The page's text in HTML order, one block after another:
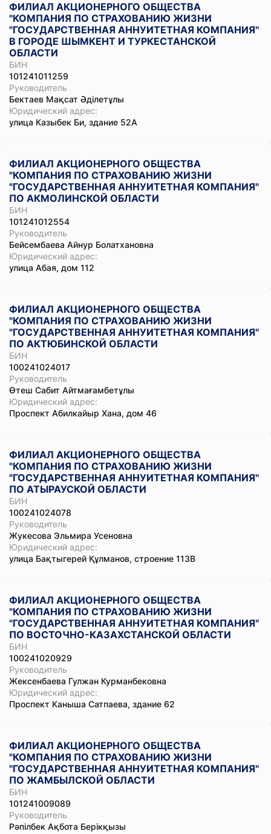
ФИЛИАЛ АКЦИОНЕРНОГО ОБЩЕСТВА
"КОМПАНИЯ ПО СТРАХОВАНИЮ ЖИЗНИ
"ГОСУДАРСТВЕННАЯ АННУИТЕТНАЯ КОМПАНИЯ"
В ГОРОДЕ ШЫМКЕНТ И ТУРКЕСТАНСКОЙ
ОБЛАСТИ
БИН
101241011259
Руководитель
Бектаев Мақсат Әділетұлы
Юридический адрес:
улица Казыбек Би, здание 52А
ФИЛИАЛ АКЦИОНЕРНОГО ОБЩЕСТВА
"КОМПАНИЯ ПО СТРАХОВАНИЮ ЖИЗНИ
"ГОСУДАРСТВЕННАЯ АННУИТЕТНАЯ КОМПАНИЯ"
ПО АКМОЛИНСКОЙ ОБЛАСТИ
БИН
101241012554
Руководитель
Бейсембаева Айнур Болатхановна
Юридический адрес:
улица Абая, дом 112
ФИЛИАЛ АКЦИОНЕРНОГО ОБЩЕСТВА
"КОМПАНИЯ ПО СТРАХОВАНИЮ ЖИЗНИ
"ГОСУДАРСТВЕННАЯ АННУИТЕТНАЯ КОМПАНИЯ"
ПО АКТЮБИНСКОЙ ОБЛАСТИ
БИН
100241024017
Руководитель
Өтеш Сабит Айтмағамбетұлы
Юридический адрес:
Проспект Абилкайыр Хана, дом 46
ФИЛИАЛ АКЦИОНЕРНОГО ОБЩЕСТВА
"КОМПАНИЯ ПО СТРАХОВАНИЮ ЖИЗНИ
"ГОСУДАРСТВЕННАЯ АННУИТЕТНАЯ КОМПАНИЯ"
ПО АТЫРАУСКОЙ ОБЛАСТИ
БИН
100241024078
Руководитель
Жукесова Эльмира Усеновна
Юридический адрес:
улица Бақтыгерей Құлманов, строение 113В
ФИЛИАЛ АКЦИОНЕРНОГО ОБЩЕСТВА
"КОМПАНИЯ ПО СТРАХОВАНИЮ ЖИЗНИ
"ГОСУДАРСТВЕННАЯ АННУИТЕТНАЯ КОМПАНИЯ"
ПО ВОСТОЧНО-КАЗАХСТАНСКОЙ ОБЛАСТИ
БИН
100241020929
Руководитель
Жексенбаева Гулжан Курманбековна
Юридический адрес:
Проспект Каныша Сатпаева, здание 62
ФИЛИАЛ АКЦИОНЕРНОГО ОБЩЕСТВА
"КОМПАНИЯ ПО СТРАХОВАНИЮ ЖИЗНИ
"ГОСУДАРСТВЕННАЯ АННУИТЕТНАЯ КОМПАНИЯ"
ПО ЖАМБЫЛСКОЙ ОБЛАСТИ
БИН
101241009089
Руководитель
Рәпілбек Ақбота Берікқызы